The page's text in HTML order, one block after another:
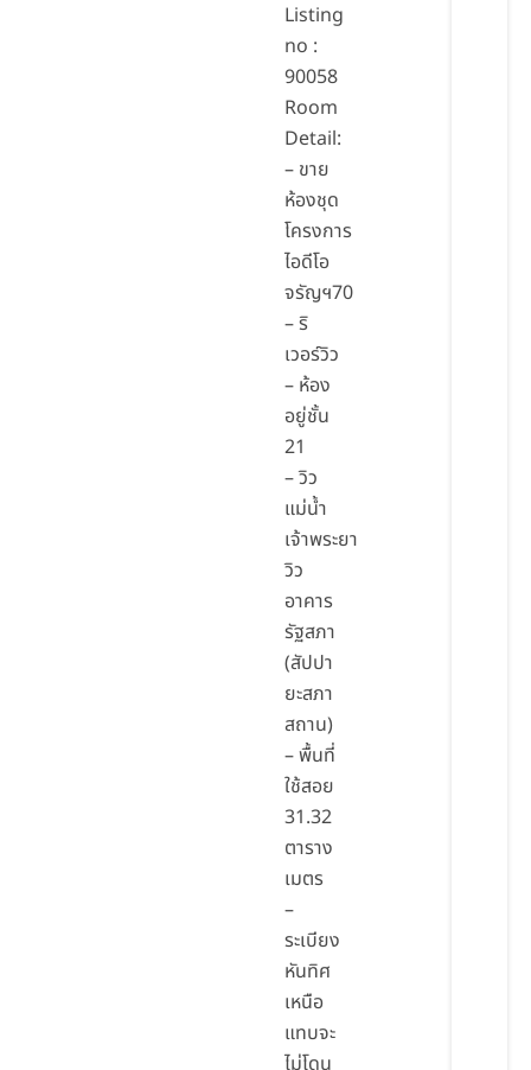
Listing
no :
90058
Room
Detail:
– ขาย
ห้องชุด
โครงการ
ไอดีโอ
จรัญฯ70
– ริ
เวอร์วิว
– ห้อง
อยู่ชั้น
21
– วิว
แม่น้ำ
เจ้าพระยา
วิว
อาคาร
รัฐสภา
(สัปปา
ยะสภา
สถาน)
– พื้นที่
ใช้สอย
31.32
ตาราง
เมตร
–
ระเบียง
หันทิศ
เหนือ
แทบจะ